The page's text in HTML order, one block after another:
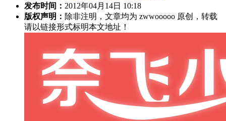
发布时间： 2012年04月14日 10:18
版权声明： 除非注明，文章均为 zwwooooo 原创，转载
请以链接形式标明本文地址！